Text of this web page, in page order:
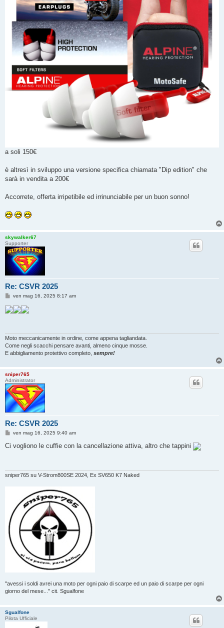
a soli 150€
è altresì in sviluppo una versione specifica chiamata "Dip edition" che
sarà in vendita a 200€
Accorrete, offerta irripetibile ed irrinunciabile per un buon sonno!
skywalker67
Supporter
Re: CSVR 2025
M
s
s
i
ven mag 16, 2025 8:17 am
Moto meccanicamente in ordine, come appena tagliandata.
Come negli scacchi pensare avanti, almeno cinque mosse.
E abbigliamento protettivo completo, sempre!
sniper765
Administrator
Re: CSVR 2025
M
s
i
ven mag 16, 2025 9:40 am
Ci vogliono le cuffie con la cancellazione attiva, altro che tappini
sniper765 su V-Strom800SE 2024, Ex SV650 K7 Naked
"avessi i soldi avrei una moto per ogni paio di scarpe ed un paio di scarpe per ogni
giorno del mese..." cit. Sgualfone
Sgualfone
Pilota Ufficiale